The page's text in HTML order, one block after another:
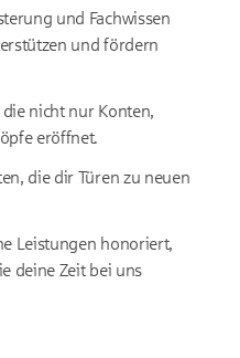
und Fachwissen
und fördern
nicht nur Konten,
eröffnet.
die dir Türen zu neuen
Leistungen honoriert,
deine Zeit bei uns